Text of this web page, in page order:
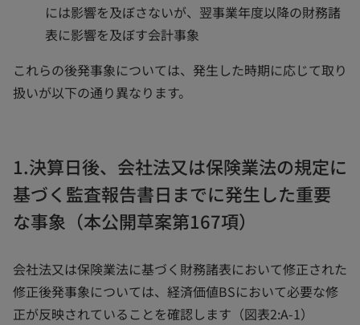
には影響を及ぼさないが、翌事業年度以降の財務諸
表に影響を及ぼす会計事象
これらの後発事象については、発生した時期に応じて取り
扱いが以下の通り異なります。
1.決算日後、会社法又は保険業法の規定に
基づく監査報告書日までに発生した重要
な事象（本公開草案第167項）
会社法又は保険業法に基づく財務諸表において修正された
修正後発事象については、経済価値BSにおいて必要な修
正が反映されていることを確認します（図表2:A-1）